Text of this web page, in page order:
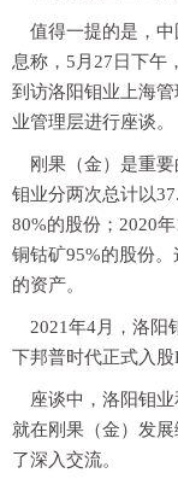
值得一提的是，
息称，5月27日下午
到访洛阳钼业上海
业管理层进行座谈。
刚果（金）是重
钼业分两次总计以
80%的股份；2020
铜钴矿95%的股份
的资产。
2021年4月，洛阳
下邦普时代正式入股
座谈中，洛阳钼
就在刚果（金）发
了深入交流。